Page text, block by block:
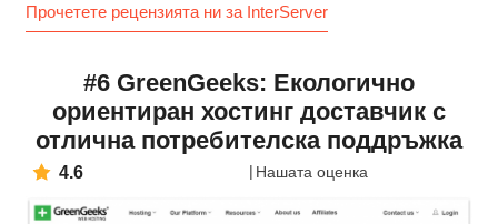
Прочетете рецензията ни за InterServer
#6 GreenGeeks: Екологично
ориентиран хостинг доставчик с
отлична потребителска поддръжка
4.6 Нашата оценка